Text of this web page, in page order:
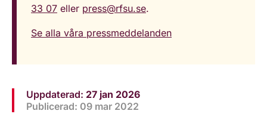
33 07 eller press@rfsu.se.
Se alla våra pressmeddelanden
Uppdaterad: 27 jan 2026
Publicerad: 09 mar 2022